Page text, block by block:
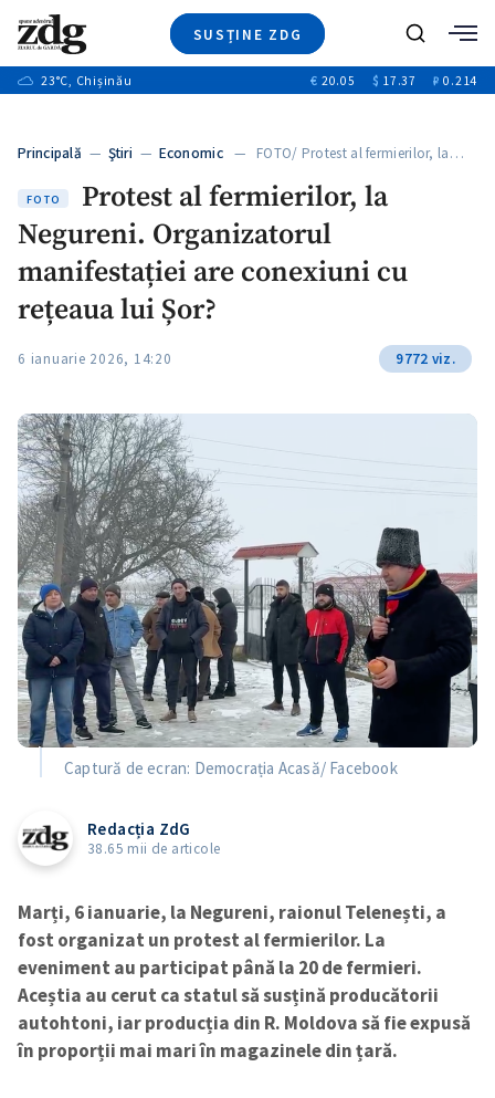
SUSȚINE ZDG
Ştiri
+6
Video
Special
+1
Blog
+2
Caută
23°C, Chișinău € 20.05 $ 17.37 ₽ 0.214
Principală — Ştiri — Economic— FOTO/ Protest al fermierilor, la…
FOTO
Protest al fermierilor, la
Negureni. Organizatorul
manifestației are conexiuni cu
rețeaua lui Șor?
6 ianuarie 2026, 14:20 9772 viz.
Captură de ecran: Democrația Acasă/ Facebook
Redacția ZdG
38.65 mii de articole
Marți, 6 ianuarie, la Negureni, raionul Telenești, a
fost organizat un protest al fermierilor. La
eveniment au participat până la 20 de fermieri.
Aceștia au cerut ca statul să susțină producătorii
autohtoni, iar producția din R. Moldova să fie expusă
în proporții mai mari în magazinele din țară.